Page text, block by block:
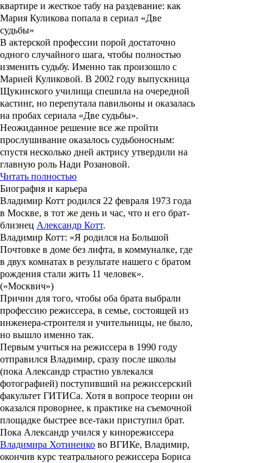
квартире и жесткое табу на раздевание: как
Мария Куликова попала в сериал «Две
судьбы»
В актерской профессии порой достаточно
одного случайного шага, чтобы полностью
изменить судьбу. Именно так произошло с
Марией Куликовой. В 2002 году выпускница
Щукинского училища спешила на очередной
кастинг, но перепутала павильоны и оказалась
на пробах сериала «Две судьбы».
Неожиданное решение все же пройти
прослушивание оказалось судьбоносным:
спустя несколько дней актрису утвердили на
главную роль Нади Розановой.
Читать полностью
Биография и карьера
Владимир Котт родился 22 февраля 1973 года
в Москве, в тот же день и час, что и его брат-
близнец Александр Котт.
Владимир Котт: «Я родился на Большой
Почтовке в доме без лифта, в коммуналке, где
в двух комнатах в результате нашего с братом
рождения стали жить 11 человек».
(«Москвич»)
Причин для того, чтобы оба брата выбрали
профессию режиссера, в семье, состоящей из
инженера-строителя и учительницы, не было,
но вышло именно так.
Первым учиться на режиссера в 1990 году
отправился Владимир, сразу после школы
(пока Александр страстно увлекался
фотографией) поступивший на режиссерский
факультет ГИТИСа. Хотя в вопросе теории он
оказался проворнее, к практике на съемочной
площадке быстрее все-таки приступил брат.
Пока Александр учился у кинорежиссера
Владимира Хотиненко во ВГИКе, Владимир,
окончив курс театрального режиссера Бориса